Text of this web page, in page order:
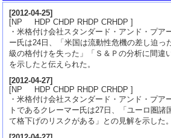
[2012-04-25]
[NP HDP CHDP RHDP CRHDP ]
・米格付け会社スタンダード・アンド・プア
ー氏は24日、「米国は流動性危機の差し迫っ
級の格付けを失った」「Ｓ＆Ｐの分析に間違
を示したと伝えられた。
[2012-04-27]
[NP HDP CHDP RHDP CRHDP ]
・米格付け会社スタンダード・アンド・プア
トであるクレーマー氏は27日、「ユーロ圏諸
て格下げのリスクがある」との見解を示した。